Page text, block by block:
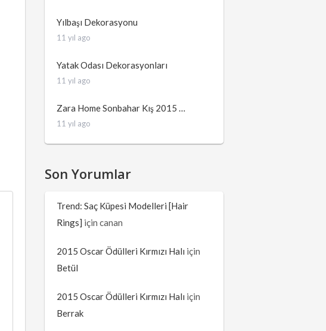
Yılbaşı Dekorasyonu
11 yıl ago
Yatak Odası Dekorasyonları
11 yıl ago
Zara Home Sonbahar Kış 2015 …
11 yıl ago
Son Yorumlar
Trend: Saç Küpesi Modelleri [Hair
Rings] için canan
2015 Oscar Ödülleri Kırmızı Halı için
Betül
2015 Oscar Ödülleri Kırmızı Halı için
Berrak